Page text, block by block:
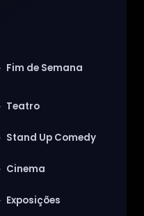
Fim de Semana
Teatro
Stand Up Comedy
Cinema
Exposições